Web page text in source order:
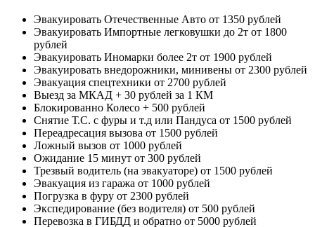
Эвакуировать Отечественные Авто от 1350 рублей
Эвакуировать Импортные легковушки до 2т от 1800
рублей
Эвакуировать Иномарки более 2т от 1900 рублей
Эвакуировать внедорожники, минивены от 2300 рублей
Эвакуация спецтехники от 2700 рублей
Выезд за МКАД + 30 рублей за 1 КМ
Блокированно Колесо + 500 рублей
Снятие Т.С. с фуры и т.д или Пандуса от 1500 рублей
Переадресация вызова от 1500 рублей
Ложный вызов от 1000 рублей
Ожидание 15 минут от 300 рублей
Трезвый водитель (на эвакуаторе) от 1500 рублей
Эвакуация из гаража от 1000 рублей
Погрузка в фуру от 2300 рублей
Экспедирование (без водителя) от 500 рублей
Перевозка в ГИБДД и обратно от 5000 рублей